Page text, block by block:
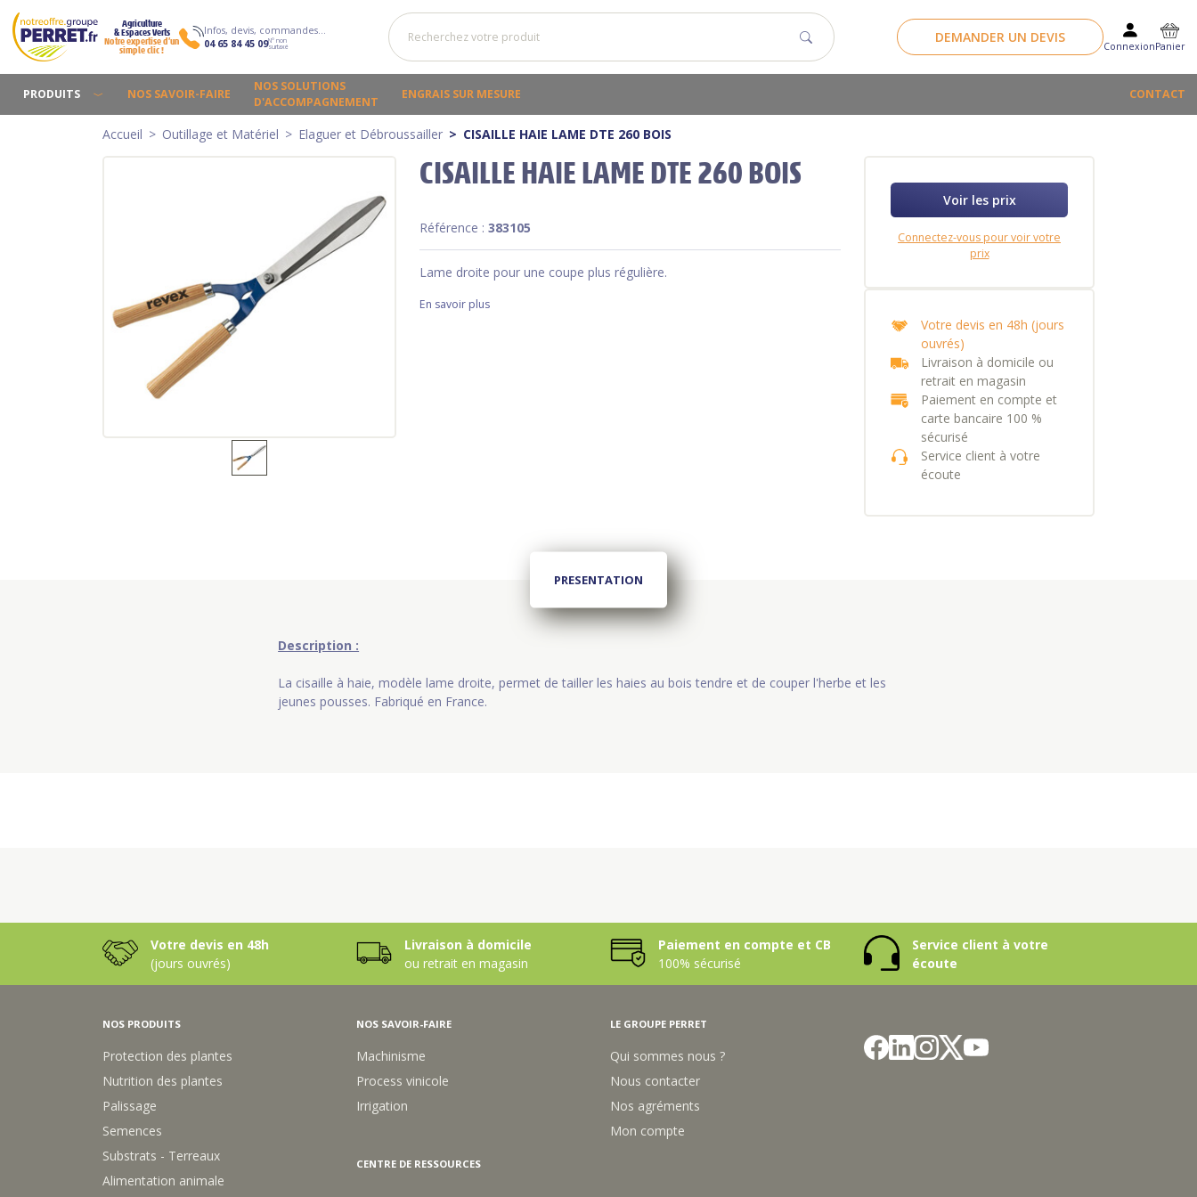
Agriculture
& Espaces Verts
Notre expertise d’un
simple clic !
Infos, devis, commandes…
04 65 84 45 09N° non
surtaxé
DEMANDER UN DEVIS
ConnexionPanier
PRODUITS NOS SAVOIR-FAIRE
NOS SOLUTIONS
D'ACCOMPAGNEMENT
ENGRAIS SUR MESURE CONTACT
Accueil Outillage et Matériel Elaguer et Débroussailler CISAILLE HAIE LAME DTE 260 BOIS
CISAILLE HAIE LAME DTE 260 BOIS
Référence :383105
Lame droite pour une coupe plus régulière.
En savoir plus
Voir les prix
Connectez-vous pour voir votre
prix
Votre devis en 48h (jours
ouvrés)
Livraison à domicile ou
retrait en magasin
Paiement en compte et
carte bancaire 100 %
sécurisé
Service client à votre
écoute
PRESENTATION
Description :
La cisaille à haie, modèle lame droite, permet de tailler les haies au bois tendre et de couper l'herbe et les
jeunes pousses. Fabriqué en France.
Votre devis en 48h
(jours ouvrés)
Livraison à domicile
ou retrait en magasin
Paiement en compte et CB
100% sécurisé
Service client à votre
écoute
NOS PRODUITS
Protection des plantes
Nutrition des plantes
Palissage
Semences
Substrats - Terreaux
Alimentation animale
NOS SAVOIR-FAIRE
Machinisme
Process vinicole
Irrigation
CENTRE DE RESSOURCES
LE GROUPE PERRET
Qui sommes nous ?
Nous contacter
Nos agréments
Mon compte